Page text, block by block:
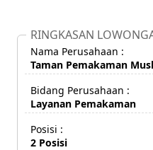
RINGKASAN
Nama Perusahaan :
Taman Pemakaman
Bidang Perusahaan :
Layanan Pemakaman
Posisi :
2 Posisi